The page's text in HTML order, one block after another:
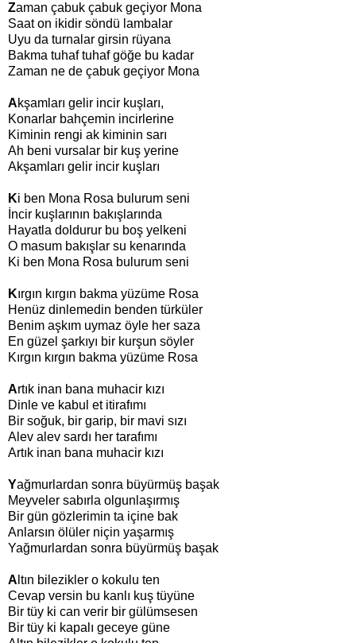
Zaman çabuk çabuk geçiyor Mona
Saat on ikidir söndü lambalar
Uyu da turnalar girsin rüyana
Bakma tuhaf tuhaf göğe bu kadar
Zaman ne de çabuk geçiyor Mona
Akşamları gelir incir kuşları,
Konarlar bahçemin incirlerine
Kiminin rengi ak kiminin sarı
Ah beni vursalar bir kuş yerine
Akşamları gelir incir kuşları
Ki ben Mona Rosa bulurum seni
İncir kuşlarının bakışlarında
Hayatla doldurur bu boş yelkeni
O masum bakışlar su kenarında
Ki ben Mona Rosa bulurum seni
Kırgın kırgın bakma yüzüme Rosa
Henüz dinlemedin benden türküler
Benim aşkım uymaz öyle her saza
En güzel şarkıyı bir kurşun söyler
Kırgın kırgın bakma yüzüme Rosa
Artık inan bana muhacir kızı
Dinle ve kabul et itirafımı
Bir soğuk, bir garip, bir mavi sızı
Alev alev sardı her tarafımı
Artık inan bana muhacir kızı
Yağmurlardan sonra büyürmüş başak
Meyveler sabırla olgunlaşırmış
Bir gün gözlerimin ta içine bak
Anlarsın ölüler niçin yaşarmış
Yağmurlardan sonra büyürmüş başak
A ltın bilezikler o kokulu ten
Cevap versin bu kanlı kuş tüyüne
Bir tüy ki can verir bir gülümsesen
Bir tüy ki kapalı geceye güne